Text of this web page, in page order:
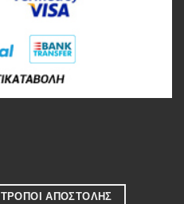
ΤΡΟΠΟΙ ΑΠΟΣΤΟΛΗΣ